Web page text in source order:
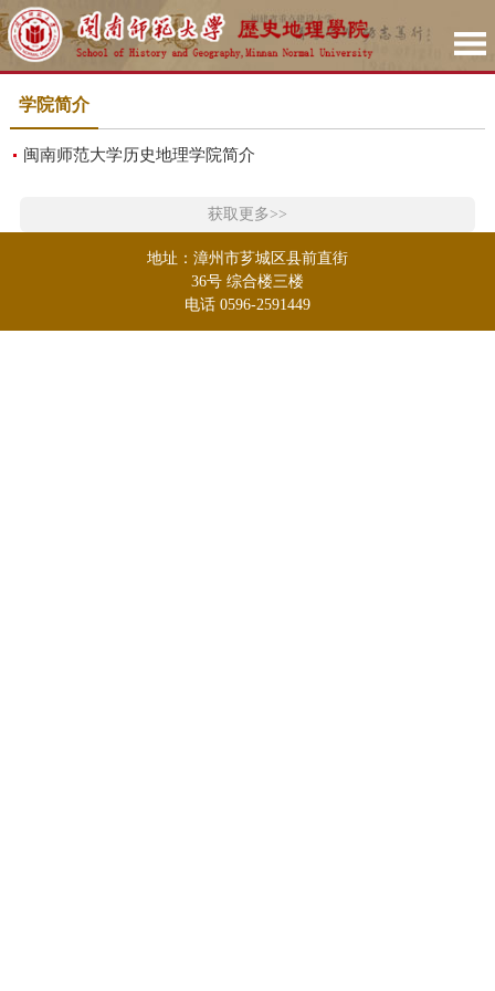
学院简介
闽南师范大学历史地理学院简介
获取更多>>
地址：漳州市芗城区县前直街
36号 综合楼三楼
电话 0596-2591449